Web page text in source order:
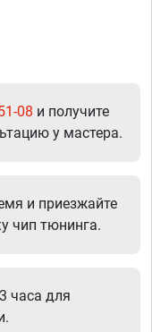
08 и получите
у мастера.
и приезжайте
чип тюнинга.
часа для